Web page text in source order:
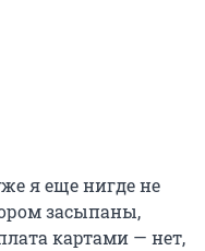
я еще нигде не
засыпаны,
картами — нет,